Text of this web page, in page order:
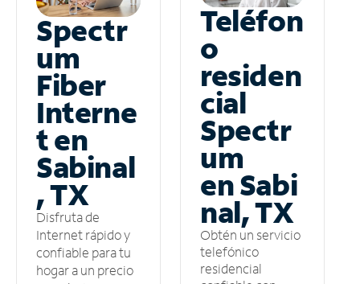
Spectr
um
Fiber
Interne
t en
Sabinal
, TX
Disfruta de
Internet rápido y
confiable para tu
hogar a un precio
Teléfon
o
residen
cial
Spectr
um
en Sabi
nal, TX
Obtén un servicio
telefónico
residencial